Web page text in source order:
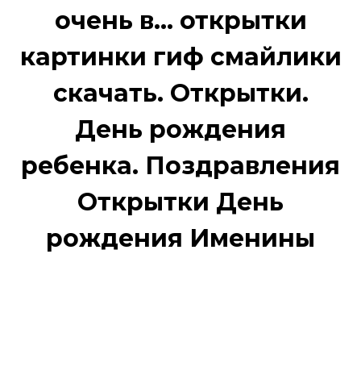
очень в... открытки
картинки гиф смайлики
скачать. Открытки.
День рождения
ребенка. Поздравления
Открытки День
рождения Именины